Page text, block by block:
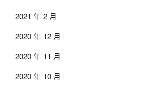
2021 年 2 月
2020 年 12 月
2020 年 11 月
2020 年 10 月